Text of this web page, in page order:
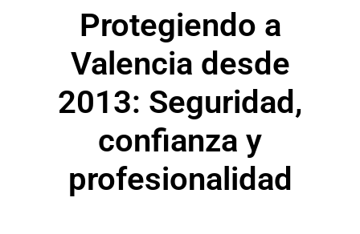
Protegiendo a
Valencia desde
2013: Seguridad,
confianza y
profesionalidad